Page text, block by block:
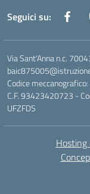
Seguici su:
Via Sant'Anna n.c.
Codice
C.F. 93423420723 -
UFZFDS
Hosting